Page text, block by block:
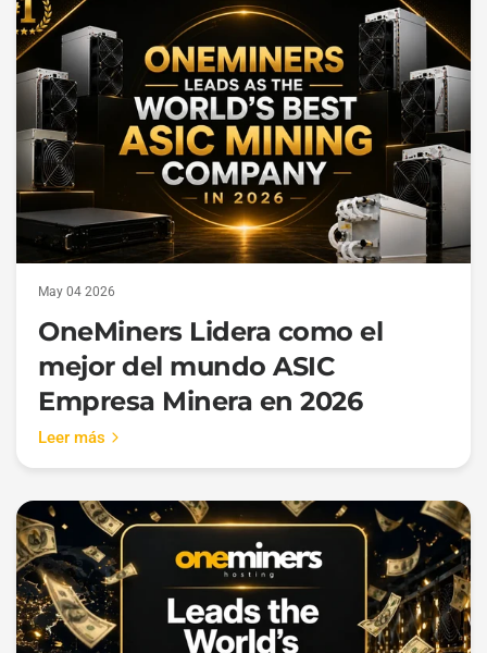
May 04 2026
OneMiners Lidera como el
mejor del mundo ASIC
Empresa Minera en 2026
Leer más